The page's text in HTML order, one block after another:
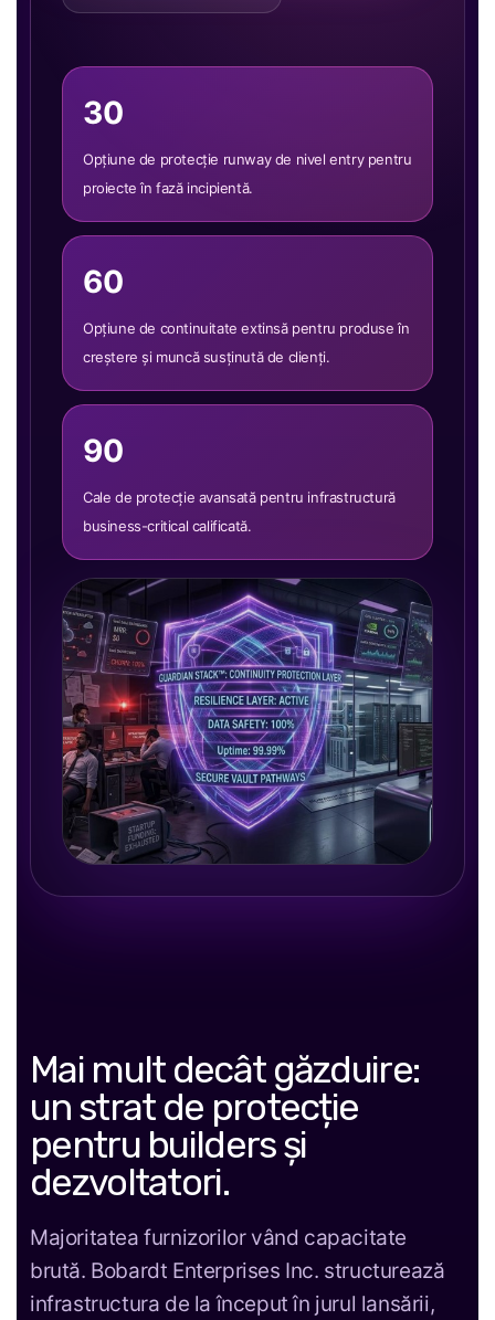
30
Opțiune de protecție runway de nivel entry pentru
proiecte în fază incipientă.
60
Opțiune de continuitate extinsă pentru produse în
creștere și muncă susținută de clienți.
90
Cale de protecție avansată pentru infrastructură
business-critical calificată.
Mai mult decât găzduire:
un strat de protecție
pentru builders și
dezvoltatori.
Majoritatea furnizorilor vând capacitate
brută. Bobardt Enterprises Inc. structurează
infrastructura de la început în jurul lansării,